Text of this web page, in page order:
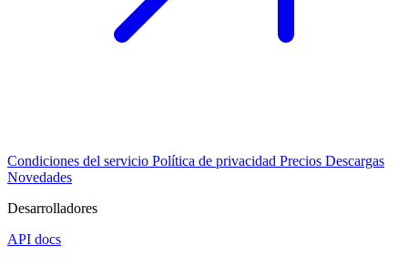
Condiciones del servicio Política de privacidad Precios Descargas
Novedades
Desarrolladores
API docs